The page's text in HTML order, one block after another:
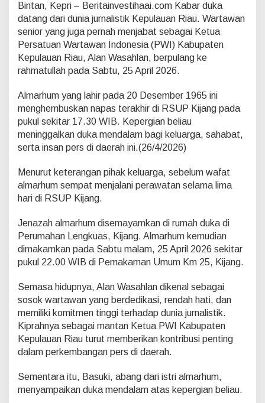
:
W
a
r
a
w
n
S
n
i
o
d
a
n
n
t
a
n
K
t
u
a
P
W
I
K
p
r
i
Bintan, Kepri – Beritainvestihaai.com Kabar duka
datang dari dunia jurnalistik Kepulauan Riau. Wartawan
senior yang juga pernah menjabat sebagai Ketua
Persatuan Wartawan Indonesia (PWI) Kabupaten
Kepulauan Riau, Alan Wasahlan, berpulang ke
rahmatullah pada Sabtu, 25 April 2026.
Almarhum yang lahir pada 20 Desember 1965 ini
menghembuskan napas terakhir di RSUP Kijang pada
pukul sekitar 17.30 WIB. Kepergian beliau
meninggalkan duka mendalam bagi keluarga, sahabat,
serta insan pers di daerah ini.(26/4/2026)
Menurut keterangan pihak keluarga, sebelum wafat
almarhum sempat menjalani perawatan selama lima
hari di RSUP Kijang.
Jenazah almarhum disemayamkan di rumah duka di
Perumahan Lengkuas, Kijang. Almarhum kemudian
dimakamkan pada Sabtu malam, 25 April 2026 sekitar
pukul 22.00 WIB di Pemakaman Umum Km 25, Kijang.
Semasa hidupnya, Alan Wasahlan dikenal sebagai
sosok wartawan yang berdedikasi, rendah hati, dan
memiliki komitmen tinggi terhadap dunia jurnalistik.
Kiprahnya sebagai mantan Ketua PWI Kabupaten
Kepulauan Riau turut memberikan kontribusi penting
dalam perkembangan pers di daerah.
Sementara itu, Basuki, abang dari istri almarhum,
menyampaikan duka mendalam atas kepergian beliau.